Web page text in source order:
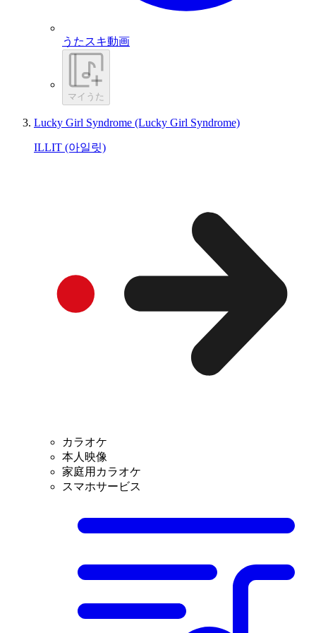
うたスキ動画
マイうた
Lucky Girl Syndrome (Lucky Girl Syndrome)
ILLIT (아일릿)
カラオケ
本人映像
家庭用カラオケ
スマホサービス